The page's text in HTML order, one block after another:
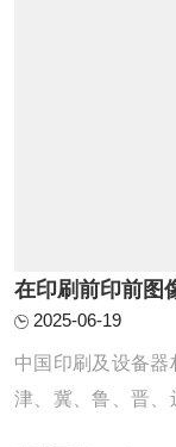
在印刷前印前图
2025-06-19
中国印刷及设备器
津、冀、鲁、晋、